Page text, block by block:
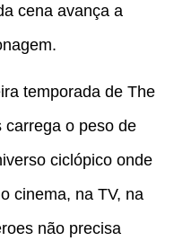
cena avança a
temporada de The
carrega o peso de
ciclópico onde
cinema, na TV, na
não precisa